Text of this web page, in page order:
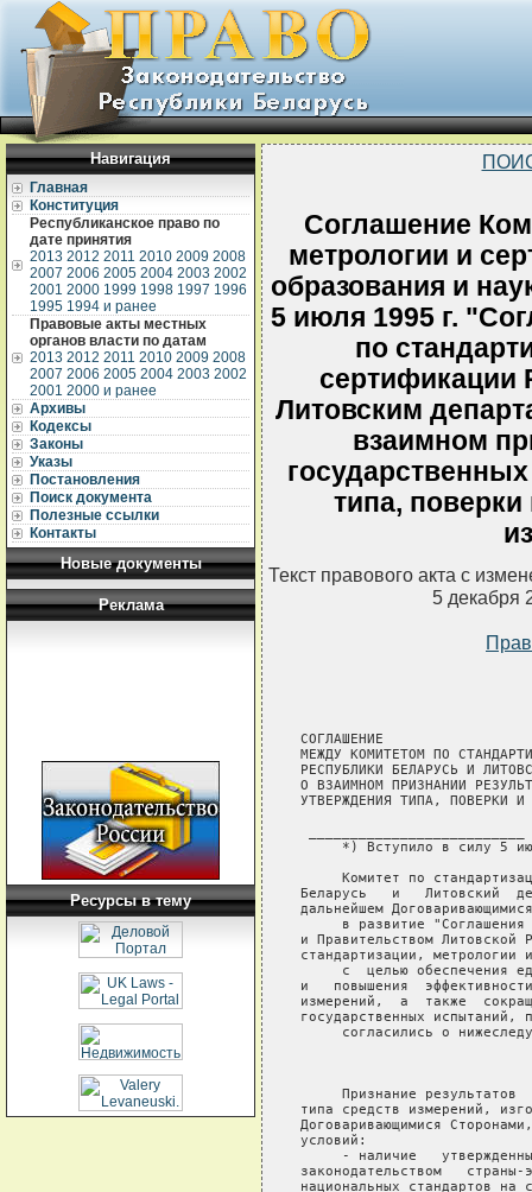
Навигация
Главная
Конституция
Республиканское право по
дате принятия
2013 2012 2011 2010 2009 2008
2007 2006 2005 2004 2003 2002
2001 2000 1999 1998 1997 1996
1995 1994 и ранее
Правовые акты местных
органов власти по датам
2013 2012 2011 2010 2009 2008
2007 2006 2005 2004 2003 2002
2001 2000 и ранее
Архивы
Кодексы
Законы
Указы
Постановления
Поиск документа
Полезные ссылки
Контакты
Новые документы
Реклама
Ресурсы в тему
Соглашение
метрологии и
образования и
5 июля 1995 г.
по
сертификации
Литовским
взаимном
типа,
Текст правового акта с
5 декабря
СОГЛАШЕНИЕ
МЕЖДУ КОМИТЕТОМ ПО
РЕСПУБЛИКИ БЕЛАРУСЬ И
О ВЗАИМНОМ ПРИЗНАНИИ
УТВЕРЖДЕНИЯ ТИПА, ПОВЕРКИ
*) Вступило в силу 5
Комитет по
Беларусь   и   Литовский
дальнейшем
в развитие
и Правительством
стандартизации,
с  целью обеспечения
и   повышения
измерений,  а  также
государственных испытаний,
согласились о
Признание результатов
типа средств измерений,
Договаривающимися
условий:
- наличие
законодательством
национальных стандартов на